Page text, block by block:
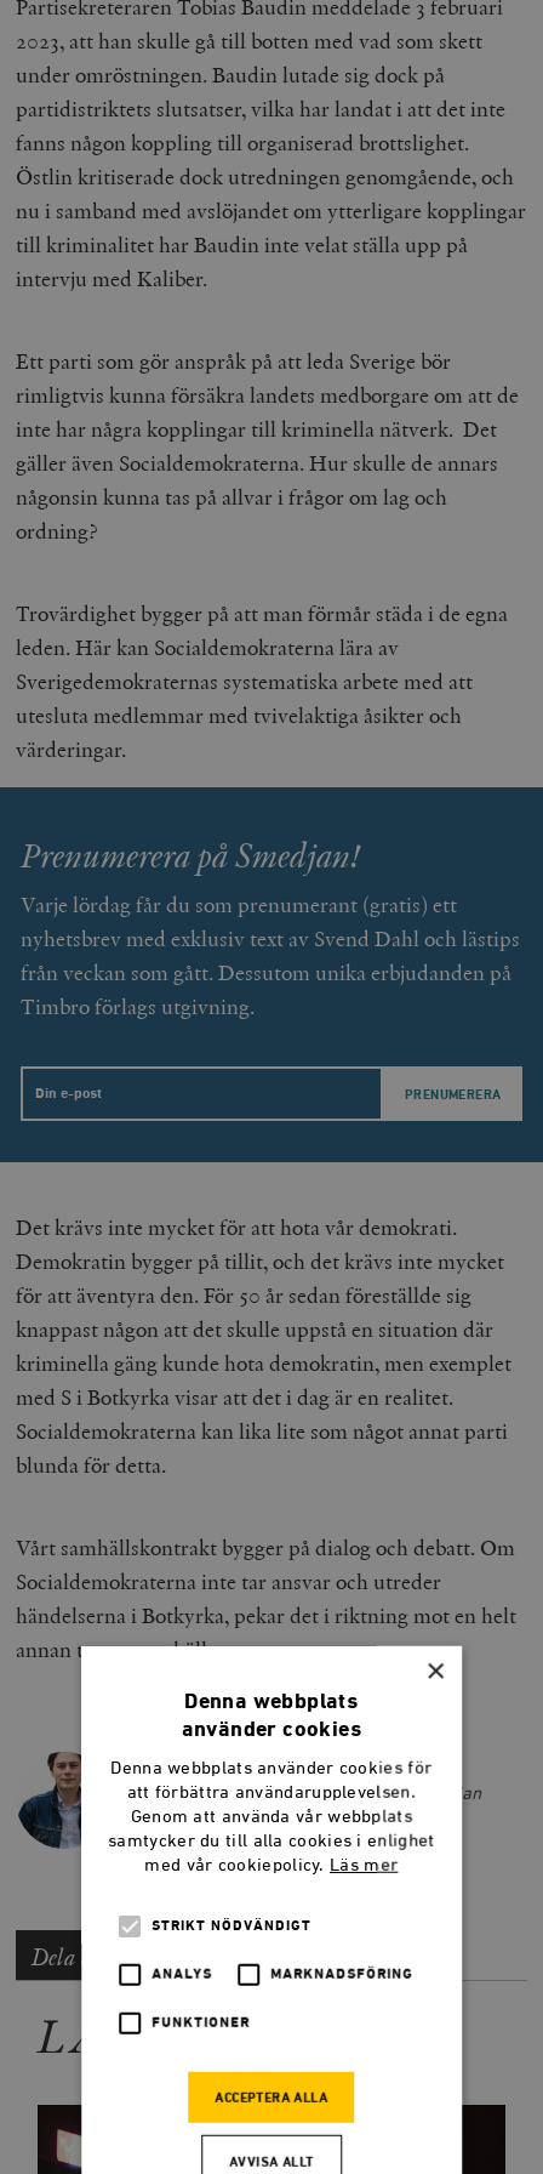
Partisekreteraren Tobias Baudin meddelade 3 februari
2023, att han skulle gå till botten med vad som skett
under omröstningen. Baudin lutade sig dock på
partidistriktets slutsatser, vilka har landat i att det inte
fanns någon koppling till organiserad brottslighet.
Östlin kritiserade dock utredningen genomgående, och
nu i samband med avslöjandet om ytterligare kopplingar
till kriminalitet har Baudin inte velat ställa upp på
intervju med Kaliber.
Ett parti som gör anspråk på att leda Sverige bör
rimligtvis kunna försäkra landets medborgare om att de
inte har några kopplingar till kriminella nätverk. Det
gäller även Socialdemokraterna. Hur skulle de annars
någonsin kunna tas på allvar i frågor om lag och
ordning?
Trovärdighet bygger på att man förmår städa i de egna
leden. Här kan Socialdemokraterna lära av
Sverigedemokraternas systematiska arbete med att
utesluta medlemmar med tvivelaktiga åsikter och
värderingar.
Prenumerera på Smedjan!
Varje lördag får du som prenumerant (gratis) ett
nyhetsbrev med exklusiv text av Svend Dahl och lästips
från veckan som gått. Dessutom unika erbjudanden på
Timbro förlags utgivning.
Email
Det krävs inte mycket för att hota vår demokrati.
Demokratin bygger på tillit, och det krävs inte mycket
för att äventyra den. För 50 år sedan föreställde sig
knappast någon att det skulle uppstå en situation där
kriminella gäng kunde hota demokratin, men exemplet
med S i Botkyrka visar att det i dag är en realitet.
Socialdemokraterna kan lika lite som något annat parti
blunda för detta.
Vårt samhällskontrakt bygger på dialog och debatt. Om
Socialdemokraterna inte tar ansvar och utreder
händelserna i Botkyrka, pekar det i riktning mot en helt
annan typ av samhälle.
MARKUS LINDER
Markus Linder är ledarskribent på Smedjan
sommaren 2026.
Dela artikeln
LÄS MER
×
Denna webbplats
använder cookies
Denna webbplats använder cookies för
att förbättra användarupplevelsen.
Genom att använda vår webbplats
samtycker du till alla cookies i enlighet
med vår cookiepolicy. Läs mer
STRIKT NÖDVÄNDIGT
ANALYS MARKNADSFÖRING
FUNKTIONER
ACCEPTERA ALLA
AVVISA ALLT